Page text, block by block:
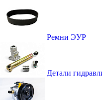
Ремни ЭУР
Детали